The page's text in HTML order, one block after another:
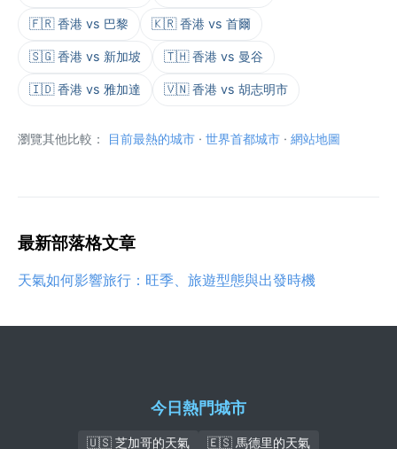
🇫🇷 香港 vs 巴黎 🇰🇷 香港 vs 首爾
🇸🇬 香港 vs 新加坡 🇹🇭 香港 vs 曼谷
🇮🇩 香港 vs 雅加達 🇻🇳 香港 vs 胡志明市
瀏覽其他比較： 目前最熱的城市 · 世界首都城市 · 網站地圖
最新部落格文章
天氣如何影響旅行：旺季、旅遊型態與出發時機
今日熱門城市
🇺🇸 芝加哥的天氣
🇪🇸 馬德里的天氣